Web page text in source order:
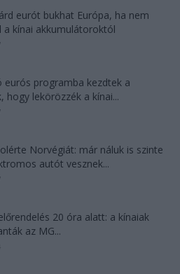
eurót bukhat Európa, ha nem
a kínai akkumulátoroktól
eurós programba kezdtek a
hogy lekörözzék a kínai...
Norvégiát: már náluk is szinte
autót vesznek...
20 óra alatt: a kínaiak
az MG...